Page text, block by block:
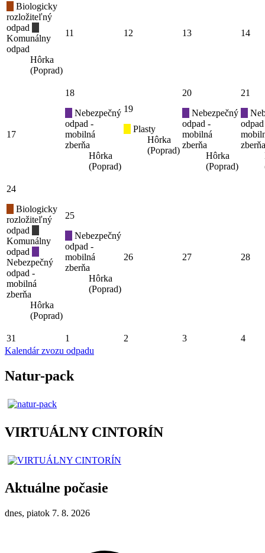
Biologicky
rozložiteľný
odpad
Komunálny
odpad
Hôrka
(Poprad)
11 12 13 14
17
18
Nebezpečný
odpad -
mobilná
zberňa
Hôrka
(Poprad)
19
Plasty
Hôrka
(Poprad)
20
Nebezpečný
odpad -
mobilná
zberňa
Hôrka
(Poprad)
21
zberňa
24
Biologicky
rozložiteľný
odpad
Komunálny
odpad
Nebezpečný
odpad -
mobilná
zberňa
Hôrka
(Poprad)
25
Nebezpečný
odpad -
mobilná
zberňa
Hôrka
(Poprad)
26 27 28
31 1 2 3
4
Kalendár zvozu odpadu
Natur-pack
VIRTUÁLNY CINTORÍN
Aktuálne počasie
dnes, piatok 7. 8. 2026